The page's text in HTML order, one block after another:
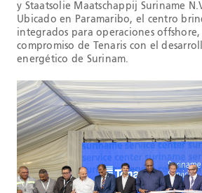
y Staatsolie Maatschappij Suriname
Ubicado en Paramaribo, el centro
integrados para operaciones offshore,
compromiso de Tenaris con el
energético de Surinam.